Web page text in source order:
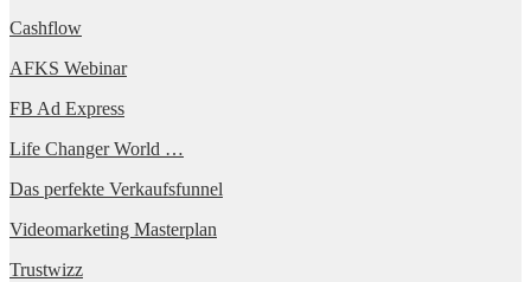
Cashflow
AFKS Webinar
FB Ad Express
Life Changer World …
Das perfekte Verkaufsfunnel
Videomarketing Masterplan
Trustwizz